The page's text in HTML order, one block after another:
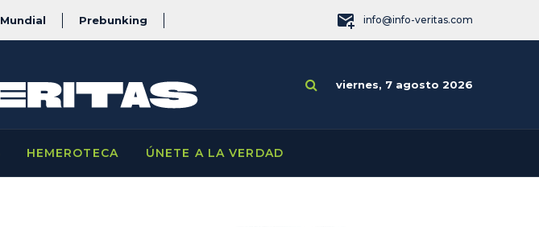
Mundial Prebunking info@info-veritas.com
viernes, 7 agosto 2026
HEMEROTECA ÚNETE A LA VERDAD